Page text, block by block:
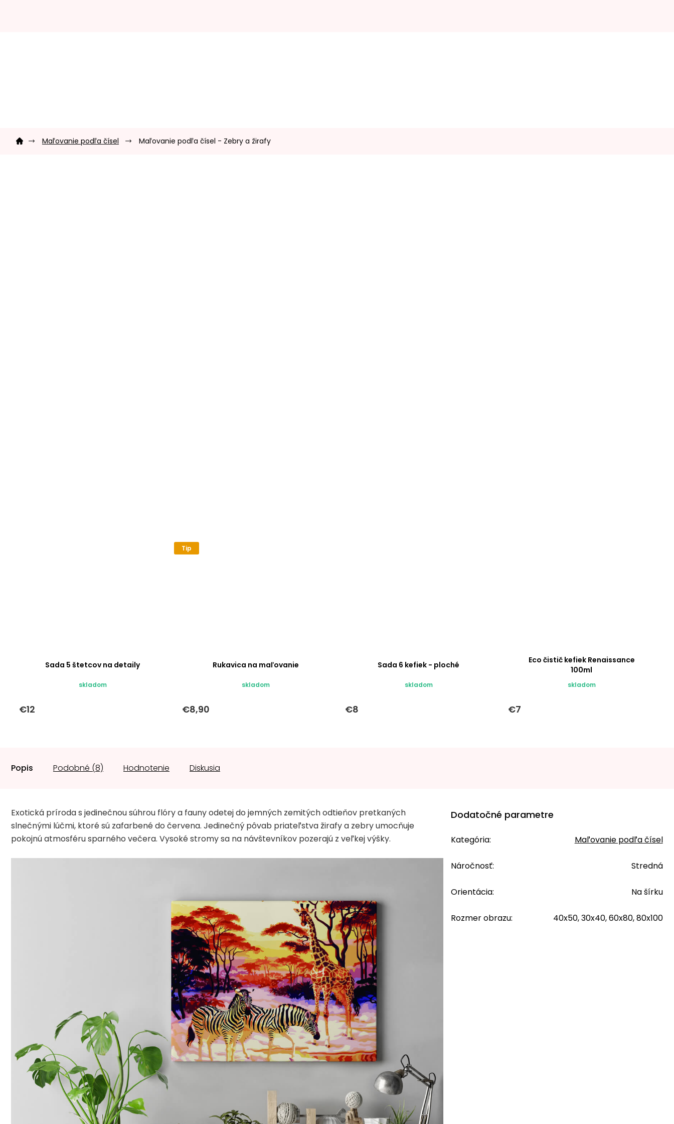
Domov Maľovanie podľa čísel Maľovanie podľa čísel - Zebry a žirafy
Sada 5 štetcov na detaily
skladom
€12
Tip
Rukavica na maľovanie
skladom
€8,90
Sada 6 kefiek - ploché
skladom
€8
Eco čistič kefiek Renaissance
100ml
skladom
€7
Popis Podobné (8) Hodnotenie Diskusia
Exotická príroda s jedinečnou súhrou flóry a fauny odetej do jemných zemitých odtieňov pretkaných
slnečnými lúčmi, ktoré sú zafarbené do červena. Jedinečný pôvab priateľstva žirafy a zebry umocňuje
pokojnú atmosféru sparného večera. Vysoké stromy sa na návštevníkov pozerajú z veľkej výšky.
Dodatočné parametre
Kategória: Maľovanie podľa čísel
Náročnosť: Stredná
Orientácia: Na šírku
Rozmer obrazu: 40x50, 30x40, 60x80, 80x100